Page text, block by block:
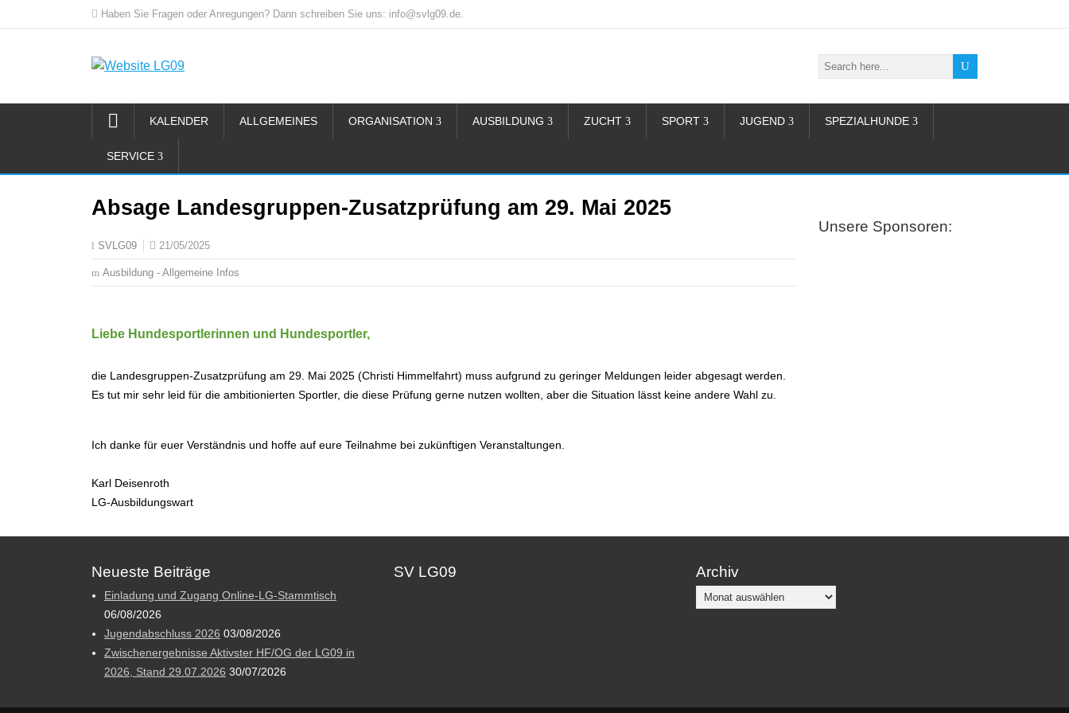
Haben Sie Fragen oder Anregungen? Dann schreiben Sie uns: info@svlg09.de.
KALENDER ALLGEMEINES ORGANISATION AUSBILDUNG ZUCHT SPORT JUGEND SPEZIALHUNDE
SERVICE
Absage Landesgruppen-Zusatzprüfung am 29. Mai 2025
SVLG09 21/05/2025
Ausbildung - Allgemeine Infos
Liebe Hundesportlerinnen und Hundesportler,
die Landesgruppen-Zusatzprüfung am 29. Mai 2025 (Christi Himmelfahrt) muss aufgrund zu geringer Meldungen leider abgesagt werden.
Es tut mir sehr leid für die ambitionierten Sportler, die diese Prüfung gerne nutzen wollten, aber die Situation lässt keine andere Wahl zu.
Ich danke für euer Verständnis und hoffe auf eure Teilnahme bei zukünftigen Veranstaltungen.
Karl Deisenroth
LG-Ausbildungswart
Unsere Sponsoren:
Neueste Beiträge
Einladung und Zugang Online-LG-Stammtisch
06/08/2026
Jugendabschluss 2026 03/08/2026
Zwischenergebnisse Aktivster HF/OG der LG09 in
2026, Stand 29.07.2026 30/07/2026
SV LG09 Archiv
Archiv